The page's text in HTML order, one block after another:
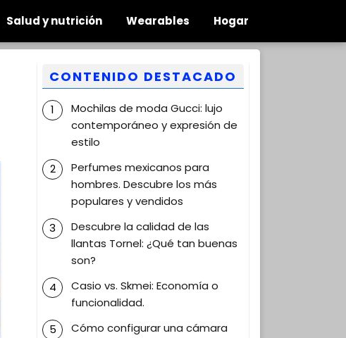
Salud y nutrición Wearables Hogar
CONTENIDO DESTACADO
Mochilas de moda Gucci: lujo
contemporáneo y expresión de
estilo
Perfumes mexicanos para
hombres. Descubre los más
populares y vendidos
Descubre la calidad de las
llantas Tornel: ¿Qué tan buenas
son?
Casio vs. Skmei: Economía o
funcionalidad.
Cómo configurar una cámara